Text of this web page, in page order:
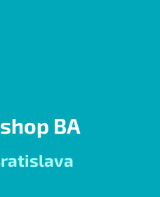
BA